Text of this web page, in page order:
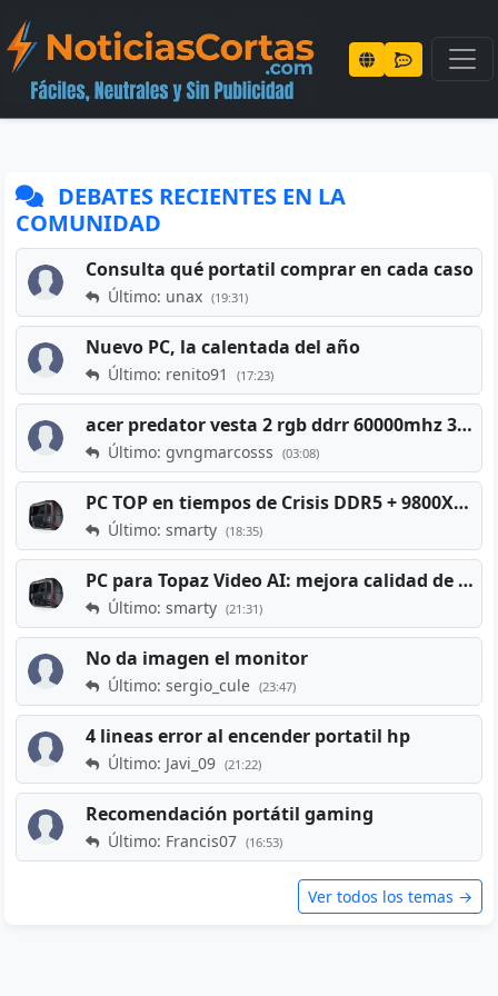
DEBATES RECIENTES EN LA
COMUNIDAD
Consulta qué portatil comprar en cada caso
Último: unax (19:31)
Nuevo PC, la calentada del año
Último: renito91 (17:23)
acer predator vesta 2 rgb ddrr 60000mhz 32gb x2 16gb
Último: gvngmarcosss (03:08)
PC TOP en tiempos de Crisis DDR5 + 9800X3D + RTX 5080 [2026][2400€]
Último: smarty (18:35)
PC para Topaz Video AI: mejora calidad de vídeos viejos
Último: smarty (21:31)
No da imagen el monitor
Último: sergio_cule (23:47)
4 lineas error al encender portatil hp
Último: Javi_09 (21:22)
Recomendación portátil gaming
Último: Francis07 (16:53)
Ver todos los temas →